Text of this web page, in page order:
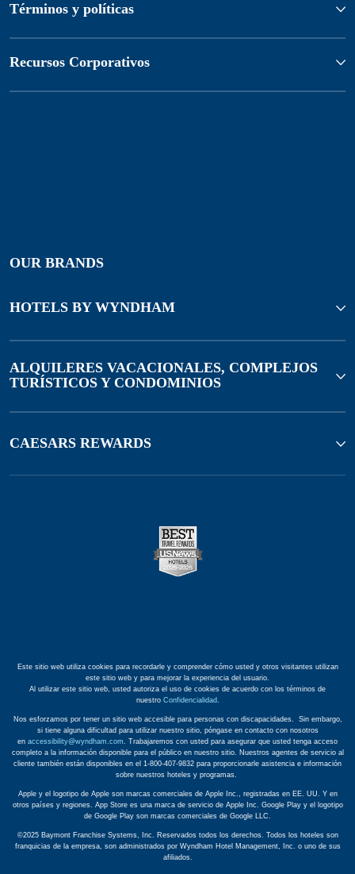
Términos y políticas
Recursos Corporativos
OUR BRANDS
HOTELS BY WYNDHAM
ALQUILERES VACACIONALES, COMPLEJOS
TURÍSTICOS Y CONDOMINIOS
CAESARS REWARDS
Este sitio web utiliza cookies para recordarle y comprender cómo usted y otros visitantes utilizan
este sitio web y para mejorar la experiencia del usuario.
Al utilizar este sitio web, usted autoriza el uso de cookies de acuerdo con los términos de
nuestro Confidencialidad
Nos esforzamos por tener un sitio web accesible para personas con discapacidades. Sin embargo,
si tiene alguna dificultad para utilizar nuestro sitio, póngase en contacto con nosotros
en accessibility@wyndham.com . Trabajaremos con usted para asegurar que usted tenga acceso
completo a la información disponible para el público en nuestro sitio. Nuestros agentes de servicio al
cliente también están disponibles en el 1-800-407-9832 para proporcionarle asistencia e información
sobre nuestros hoteles y programas.
Apple y el logotipo de Apple son marcas comerciales de Apple Inc., registradas en EE. UU. Y en
otros países y regiones. App Store es una marca de servicio de Apple Inc. Google Play y el logotipo
de Google Play son marcas comerciales de Google LLC.
©2025 Baymont Franchise Systems, Inc. Reservados todos los derechos. Todos los hoteles son
franquicias de la empresa, son administrados por Wyndham Hotel Management, Inc. o uno de sus
afiliados.